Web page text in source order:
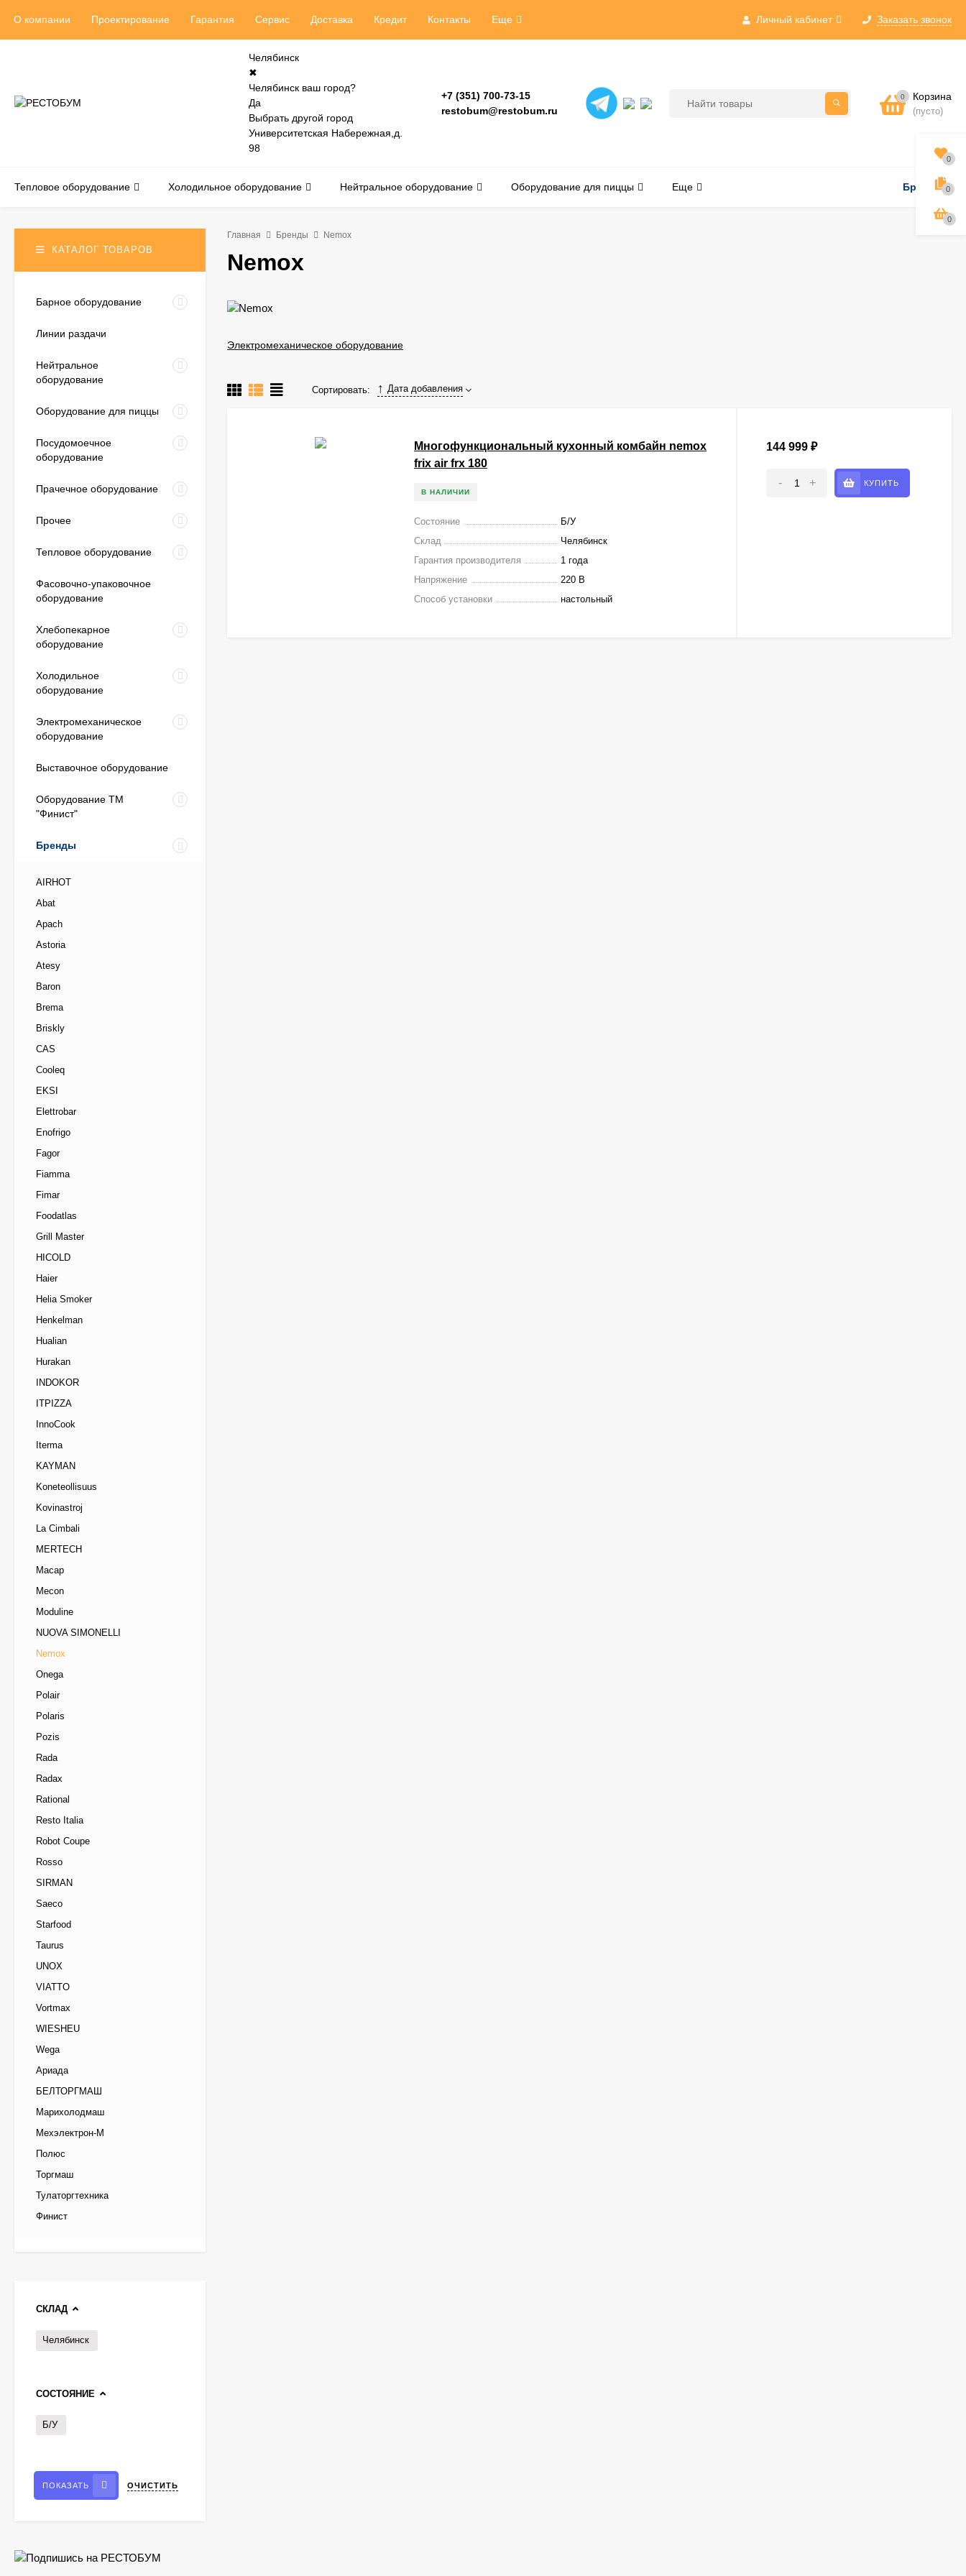
Личный кабинет Заказать звонок
О компании Проектирование Гарантия Сервис Доставка Кредит Контакты Еще
Челябинск
✖
Челябинск ваш город?
Да
Выбрать другой город
Университетская Набережная,д.
98
+7 (351) 700-73-15
restobum@restobum.ru
0 Корзина
(пусто)
Бренды
Тепловое оборудование Холодильное оборудование Нейтральное оборудование Оборудование для пиццы Еще
Главная Бренды Nemox
Nemox
Электромеханическое оборудование
Сортировать: Дата добавления
Многофункциональный кухонный комбайн nemox
frix air frx 180
В НАЛИЧИИ
Состояние
Б/У
Склад
Челябинск
Гарантия производителя
1 года
Напряжение
220 В
Способ установки
настольный
144 999 ₽
- + КУПИТЬ
КАТАЛОГ ТОВАРОВ
Барное оборудование
Линии раздачи
Нейтральное
оборудование
Оборудование для пиццы
Посудомоечное
оборудование
Прачечное оборудование
Прочее
Тепловое оборудование
Фасовочно-упаковочное
оборудование
Хлебопекарное
оборудование
Холодильное
оборудование
Электромеханическое
оборудование
Выставочное оборудование
Оборудование ТМ
"Финист"
Бренды
AIRHOT
Abat
Apach
Astoria
Atesy
Baron
Brema
Briskly
CAS
Cooleq
EKSI
Elettrobar
Enofrigo
Fagor
Fiamma
Fimar
Foodatlas
Grill Master
HICOLD
Haier
Helia Smoker
Henkelman
Hualian
Hurakan
INDOKOR
ITPIZZA
InnoCook
Iterma
KAYMAN
Koneteollisuus
Kovinastroj
La Cimbali
MERTECH
Macap
Mecon
Moduline
NUOVA SIMONELLI
Nemox
Onega
Polair
Polaris
Pozis
Rada
Radax
Rational
Resto Italia
Robot Coupe
Rosso
SIRMAN
Saeco
Starfood
Taurus
UNOX
VIATTO
Vortmax
WIESHEU
Wega
Ариада
БЕЛТОРГМАШ
Марихолодмаш
Мехэлектрон-М
Полюс
Торгмаш
Тулаторгтехника
Финист
СКЛАД
Челябинск
СОСТОЯНИЕ
Б/У
ПОКАЗАТЬ ОЧИСТИТЬ
290 990₽
0
0
0